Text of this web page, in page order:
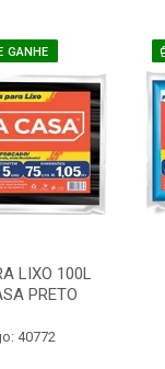
GANHE
LIXO 100L
PRETO
40772